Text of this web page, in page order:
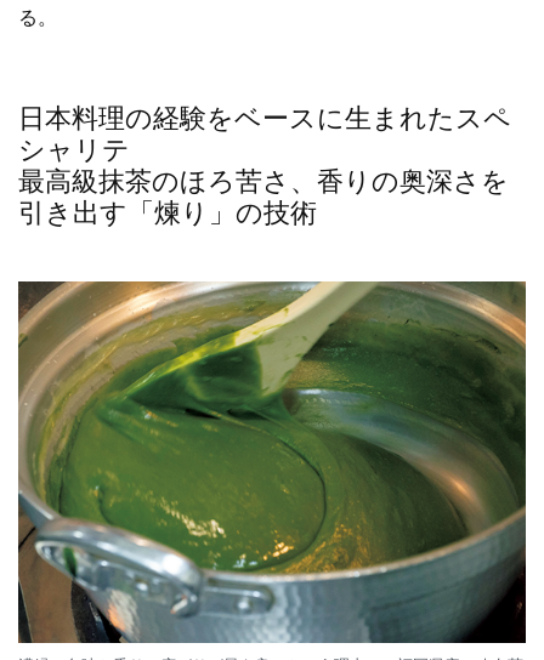
る。
日本料理の経験をベースに生まれたスペ
シャリテ
最高級抹茶のほろ苦さ、香りの奥深さを
引き出す「煉り」の技術